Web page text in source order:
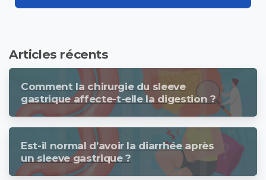
Articles récents
Comment la chirurgie du sleeve
gastrique affecte-t-elle la digestion ?
Est-il normal d’avoir la diarrhée après
un sleeve gastrique ?